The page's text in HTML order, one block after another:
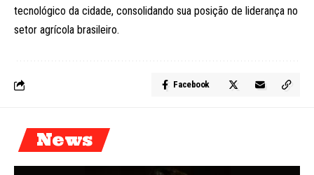
tecnológico da cidade, consolidando sua posição de liderança no
setor agrícola brasileiro.
Facebook
News